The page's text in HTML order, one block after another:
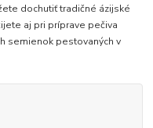
dochutiť tradičné ázijské
aj pri príprave pečiva
semienok pestovaných v